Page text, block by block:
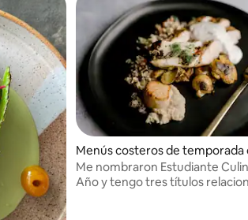
Menús costeros de temporada
Me nombraron Estudiante
Año y tengo tres títulos